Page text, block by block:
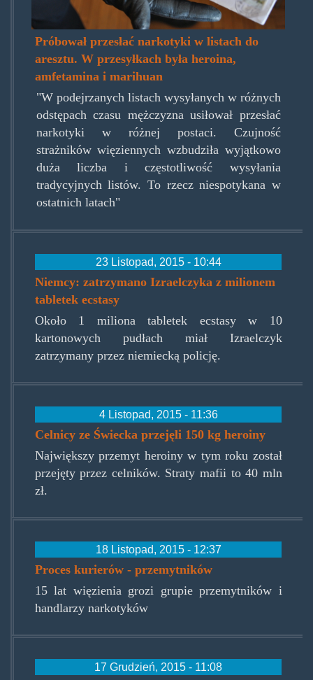
Próbował przesłać narkotyki w listach do
aresztu. W przesyłkach była heroina,
amfetamina i marihuan
"W podejrzanych listach wysyłanych w różnych
odstępach czasu mężczyzna usiłował przesłać
narkotyki w różnej postaci. Czujność
strażników więziennych wzbudziła wyjątkowo
duża liczba i częstotliwość wysyłania
tradycyjnych listów. To rzecz niespotykana w
ostatnich latach"
23 Listopad, 2015 - 10:44
Niemcy: zatrzymano Izraelczyka z milionem
tabletek ecstasy
Około 1 miliona tabletek ecstasy w 10
kartonowych pudłach miał Izraelczyk
zatrzymany przez niemiecką policję.
4 Listopad, 2015 - 11:36
Celnicy ze Świecka przejęli 150 kg heroiny
Największy przemyt heroiny w tym roku został
przejęty przez celników. Straty mafii to 40 mln
zł.
18 Listopad, 2015 - 12:37
Proces kurierów - przemytników
15 lat więzienia grozi grupie przemytników i
handlarzy narkotyków
17 Grudzień, 2015 - 11:08